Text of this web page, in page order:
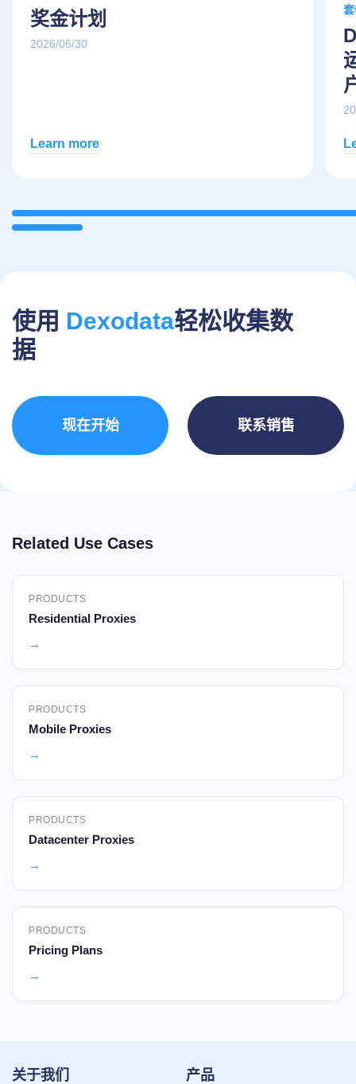
奖金计划
2026/06/30
Learn more
使用 Dexodata轻松收集数
据
现在开始 联系销售
Related Use Cases
PRODUCTS
Residential Proxies
→
PRODUCTS
Mobile Proxies
→
PRODUCTS
Datacenter Proxies
→
PRODUCTS
Pricing Plans
→
关于我们 产品